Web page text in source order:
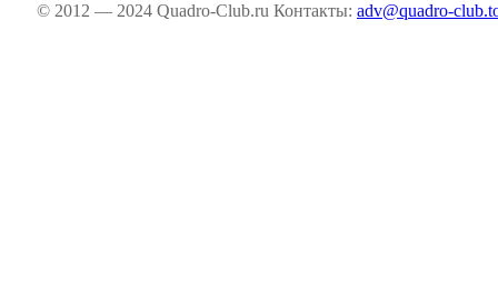
© 2012 — 2024 Quadro-Club.ru Контакты: adv@quadro-